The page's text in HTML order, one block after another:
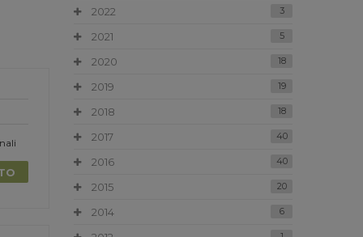
2022 3
2021 5
2020 18
2019 19
2018 18
2017 40
2016 40
2015 20
2014 6